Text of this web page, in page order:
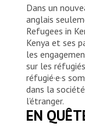
Dans un
anglais
Refugees in
Kenya et ses
les
sur les
réfugié·e·s
dans la société
l’étranger.
EN